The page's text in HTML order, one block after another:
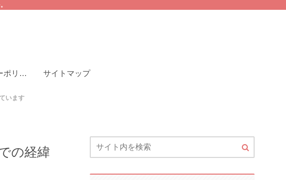
プライバシーポリシー サイトマップ
います
の経緯